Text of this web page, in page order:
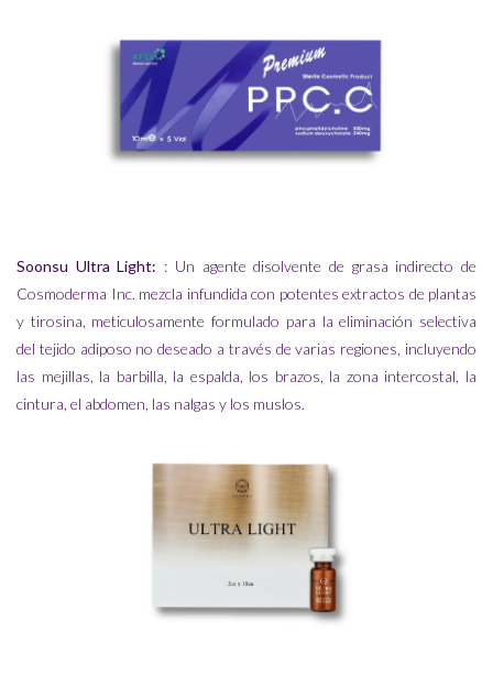
Soonsu Ultra Light: : Un agente disolvente de grasa indirecto de
Cosmoderma Inc. mezcla infundida con potentes extractos de plantas
y tirosina, meticulosamente formulado para la eliminación selectiva
del tejido adiposo no deseado a través de varias regiones, incluyendo
las mejillas, la barbilla, la espalda, los brazos, la zona intercostal, la
cintura, el abdomen, las nalgas y los muslos.